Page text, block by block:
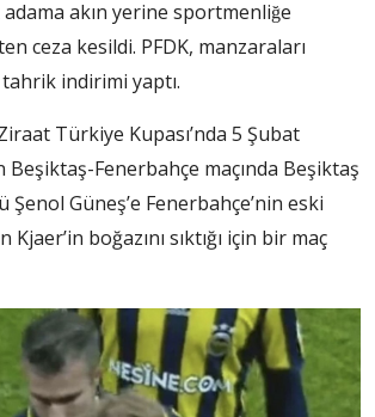
akın yerine sportmenliğe
ceza kesildi. PFDK, manzaraları
indirimi yaptı.
Türkiye Kupası’nda 5 Şubat
Beşiktaş-Fenerbahçe maçında Beşiktaş
Güneş’e Fenerbahçe’nin eski
boğazını sıktığı için bir maç